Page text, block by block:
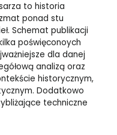
to historia
ponad stu
Schemat publikacji
poświęconoych
dla danej
analizą oraz
historycznym,
Dodatkowo
techniczne